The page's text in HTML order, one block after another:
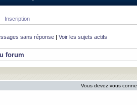
Inscription
sans réponse | Voir les sujets actifs
forum
Vous devez vous